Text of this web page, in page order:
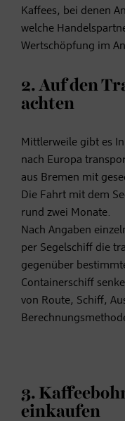
Kaffees, bei denen
welche
Wertschöpfung im
2. Auf den
achten
Mittlerweile gibt es
nach Europa
aus Bremen mit
Die Fahrt mit dem
rund zwei Monate.
Nach Angaben
per Segelschiff die
gegenüber
Containerschiff
von Route, Schiff,
3.
einkaufen